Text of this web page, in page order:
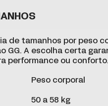
de tamanhos por peso
GG. A escolha certa
performance ou conforto.
Peso corporal
50 a 58 kg